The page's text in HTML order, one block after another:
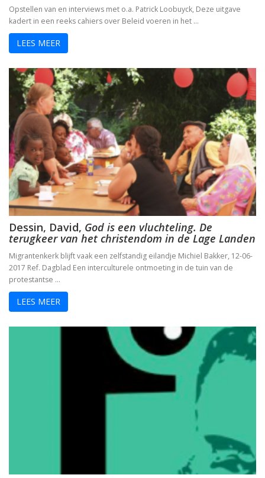
Opstellen van en interviews met o.a. Patrick Loobuyck, Deze uitgave
kadert in een reeks cahiers over Beleid voeren in het …
LEES MEER
Dessin, David, God is een vluchteling. De
terugkeer van het christendom in de Lage Landen
Migrantenkerk blijft vaak een zelfstandig eilandje Michiel Bakker, 12-06-
2017 Ref. Dagblad Een interculturele ontmoeting in de tuin van de
protestantse …
LEES MEER